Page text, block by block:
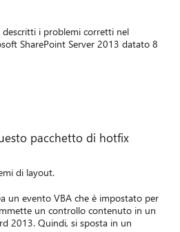
i problemi corretti nel
SharePoint Server 2013 datato 8
pacchetto di hotfix
di layout.
un evento VBA che è impostato per
un controllo contenuto in un
2013. Quindi, si sposta in un